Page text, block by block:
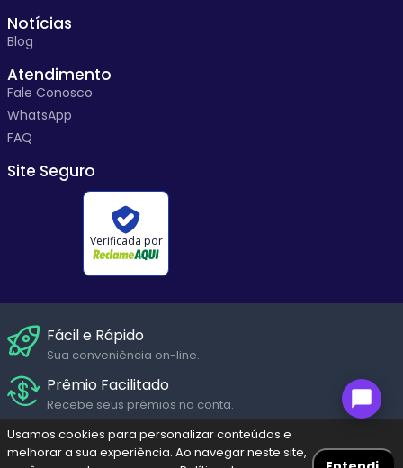
Notícias
Blog
Atendimento
Fale Conosco
WhatsApp
FAQ
Site Seguro
Verificada por
Fácil e Rápido
Sua conveniência on-line.
Prêmio Facilitado
Recebe seus prêmios na conta.
Suporte Humanizado
Fale com um de nossos atendentes em diversos canais de
Usamos cookies para personalizar conteúdos e
melhorar a sua experiência. Ao navegar neste site,